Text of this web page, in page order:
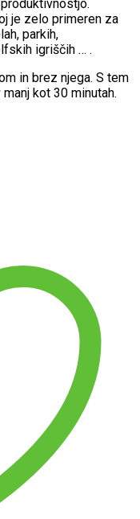
je zelo primeren za
parkih,
igriščih … .
in brez njega. S tem
kot 30 minutah.